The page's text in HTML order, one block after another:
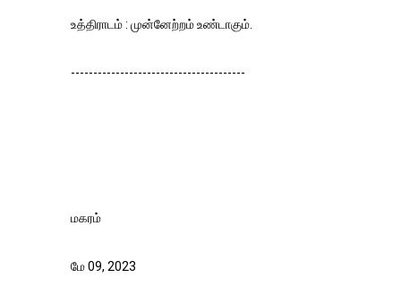
உத்திராடம் : முன்னேற்றம் உண்டாகும்.
---------------------------------------
மகரம்
மே 09, 2023